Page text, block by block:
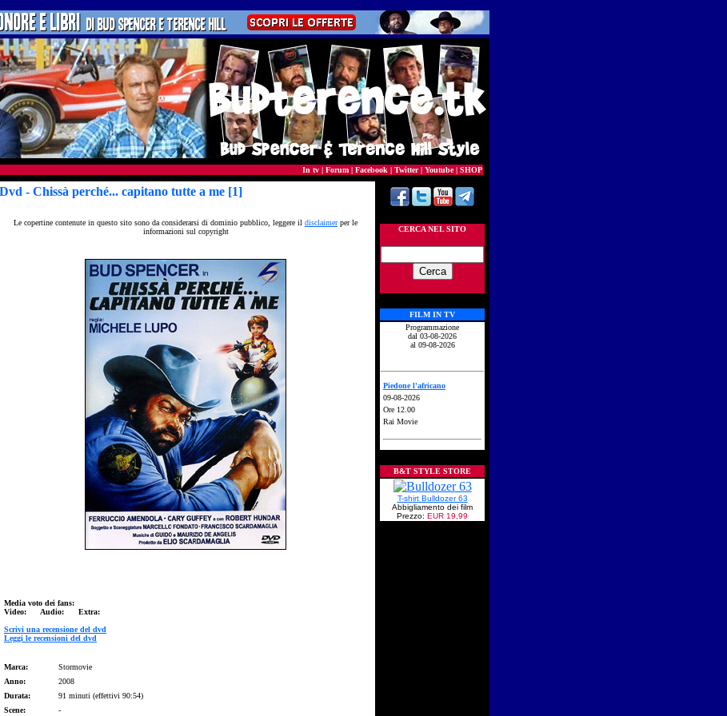
In tv | Forum | Facebook | Twitter| Youtube| SHOP
Dvd - Chissà perché... capitano tutte a me [1]
Le copertine contenute in questo sito sono da considerarsi di dominio pubblico, leggere il disclaimerper le
informazioni sul copyright
Media voto dei fans:
Video: Audio: Extra:
Scrivi una recensione del dvd
Leggi le recensioni del dvd
Marca:
Stormovie
Anno:
2008
Durata:
91 minuti (effettivi 90:54)
Scene:
-
CERCA NEL SITO
FILM IN TV
Programmazione
dal 03-08-2026
al 09-08-2026
Piedone l'africano
09-08-2026
Ore 12.00
Rai Movie
B&T STYLE STORE
T-shirt Bulldozer 63
Abbigliamento dei film
Prezzo: EUR 19,99